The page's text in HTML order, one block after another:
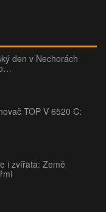
den v Nechorách
TOP V 6520 C:
i zvířata: Země